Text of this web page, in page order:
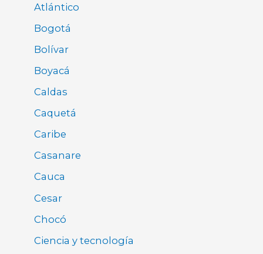
Atlántico
Bogotá
Bolívar
Boyacá
Caldas
Caquetá
Caribe
Casanare
Cauca
Cesar
Chocó
Ciencia y tecnología